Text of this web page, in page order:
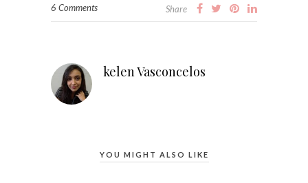
6 Comments Share
kelen Vasconcelos
YOU MIGHT ALSO LIKE